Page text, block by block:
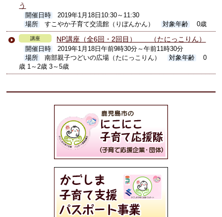
う
開催日時
2019年1月18日10:30～11:30
場所
すこやか子育て交流館（りぼんかん） 対象年齢 0歳
講座 NP講座（全6回・2回目） （たにっこりん）
開催日時
2019年1月18日午前9時30分～午前11時30分
場所
南部親子つどいの広場（たにっこりん） 対象年齢
0
歳 1～2歳 3～5歳